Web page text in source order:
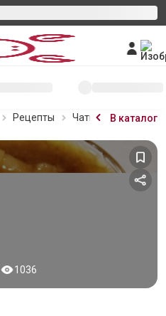
Рецепты Чатни из груши
В каталог
1036